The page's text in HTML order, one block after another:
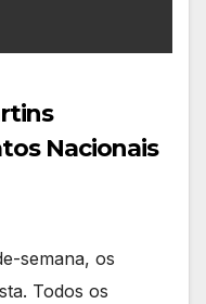
Nacionais
semana, os
Todos os